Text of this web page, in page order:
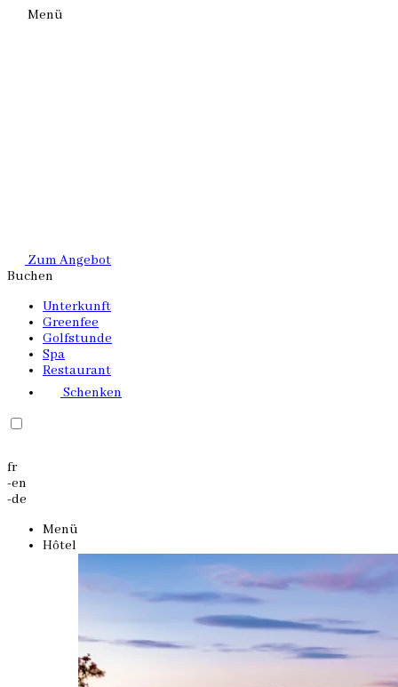
Menü
Zum Angebot
Buchen
Unterkunft
Greenfee
Golfstunde
Spa
Restaurant
Schenken
fr
-en
-de
Menü
Hôtel